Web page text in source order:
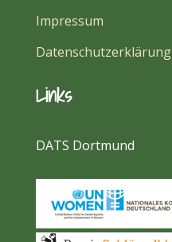
Impressum
Datenschutzerklärung
Links
DATS Dortmund